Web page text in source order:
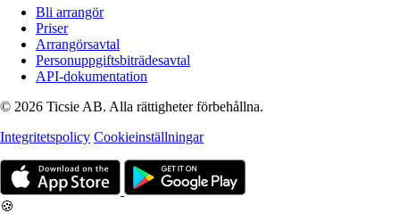
Bli arrangör
Priser
Arrangörsavtal
Personuppgiftsbiträdesavtal
API-dokumentation
© 2026 Ticsie AB. Alla rättigheter förbehållna.
Integritetspolicy Cookieinställningar
🍪